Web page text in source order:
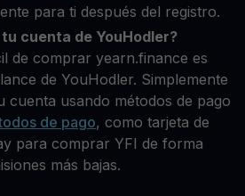
para ti después del registro.
cuenta de YouHodler?
de comprar yearn.finance es
de YouHodler. Simplemente
cuenta usando métodos de pago
de pago, como tarjeta de
para comprar YFI de forma
más bajas.